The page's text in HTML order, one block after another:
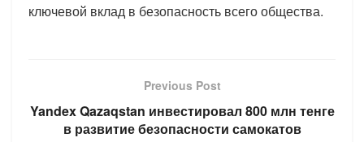
ключевой вклад в безопасность всего общества.
Previous Post
Yandex Qazaqstan инвестировал 800 млн тенге
в развитие безопасности самокатов